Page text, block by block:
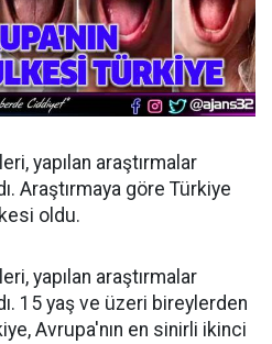
yapılan araştırmalar
Araştırmaya göre Türkiye
oldu.
yapılan araştırmalar
15 yaş ve üzeri bireylerden
Avrupa'nın en sinirli ikinci